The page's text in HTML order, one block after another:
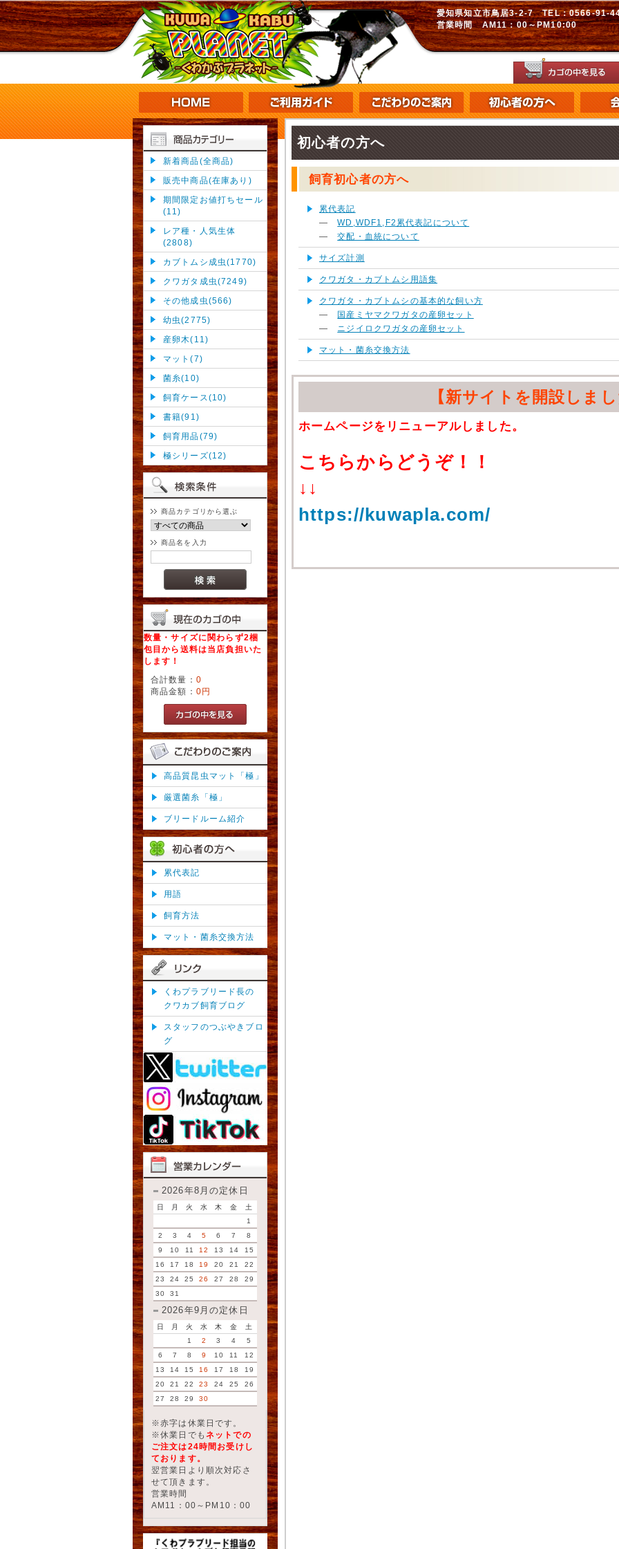
愛知県知立市鳥居3-2-7 TEL：0566-
営業時間 AM11：00～PM10:00
新着商品(全商品)
販売中商品(在庫あり)
期間限定お値打ちセール
(11)
レア種・人気生体
(2808)
カブトムシ成虫(1770)
クワガタ成虫(7249)
その他成虫(566)
幼虫(2775)
産卵木(11)
マット(7)
菌糸(10)
飼育ケース(10)
書籍(91)
飼育用品(79)
極シリーズ(12)
商品カテゴリから選ぶ
商品名を入力
数量・サイズに関わらず2梱
包目から送料は当店負担いた
します！
合計数量： 0
商品金額： 0円
高品質昆虫マット「極」
厳選菌糸「極」
ブリードルーム紹介
累代表記
用語
飼育方法
マット・菌糸交換方法
くわプラブリード長の
クワカブ飼育ブログ
スタッフのつぶやきブロ
グ
2026年8月の定休日
日 月 火 水 木 金
土
1
2
3 4 5 6 7
8
9
10 11 12 13 14
15
16
17 18 19 20 21
22
23
24 25 26 27 28
29
30
31
2026年9月の定休日
日 月 火 水 木 金
土
1
2 3 4
5
6
7 8 9 10 11
12
13
14 15 16 17 18
19
20
21 22 23 24 25
26
27
28 29 30
※赤字は休業日です。
※休業日でも ネットでの
ご注文は24時間お受けし
ております。
翌営業日より順次対応さ
せて頂きます。
営業時間
AM11：00～PM10：00
初心者の方へ
飼育初心者の方へ
累代表記
―WD,WDF1,F2累代表記について
―交配・血統について
サイズ計測
クワガタ・カブトムシ用語集
クワガタ・カブトムシの基本的な飼い方
― 国産ミヤマクワガタの産卵セット
―
ニジイロクワガタの産卵セット
マット・菌糸交換方法
【新サイトを開設しま
ホームページをリニューアルしました。
こちらからどうぞ！！
↓↓
https://kuwapla.com/